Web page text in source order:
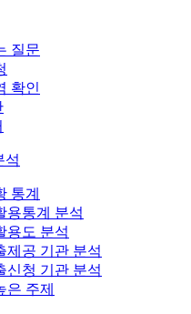
질문
확인
석
통계
용통계 분석
용도 분석
제공 기관 분석
신청 기관 분석
은 주제